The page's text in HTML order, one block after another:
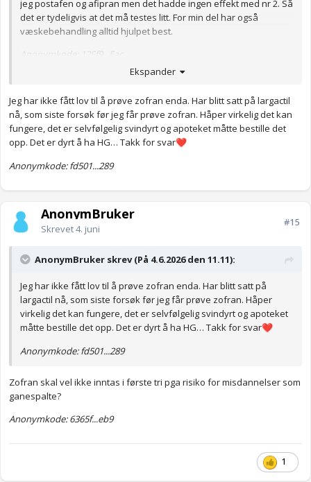
jeg postafen og afipran men det hadde ingen effekt med nr 2. Så
det er tydeligvis at det må testes litt. For min del har også
væskebehandling alltid hjulpet best.
Anonymkode: 125f9...5ac
Ekspander
Jeg har ikke fått lov til å prøve zofran enda. Har blitt satt på largactil
nå, som siste forsøk før jeg får prøve zofran. Håper virkelig det kan
fungere, det er selvfølgelig svindyrt og apoteket måtte bestille det
opp. Det er dyrt å ha HG… Takk for svar❤️
Anonymkode: fd501...289
AnonymBruker
Skrevet4. juni
#15
AnonymBruker skrev (På 4.6.2026 den 11.11):
Jeg har ikke fått lov til å prøve zofran enda. Har blitt satt på
largactil nå, som siste forsøk før jeg får prøve zofran. Håper
virkelig det kan fungere, det er selvfølgelig svindyrt og apoteket
måtte bestille det opp. Det er dyrt å ha HG… Takk for svar❤️
Anonymkode: fd501...289
Zofran skal vel ikke inntas i første tri pga risiko for misdannelser som
ganespalte?
Anonymkode: 6365f...eb9
1